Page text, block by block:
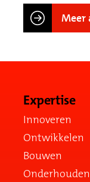
Meer
Expertise
Innoveren
Ontwikkelen
Bouwen